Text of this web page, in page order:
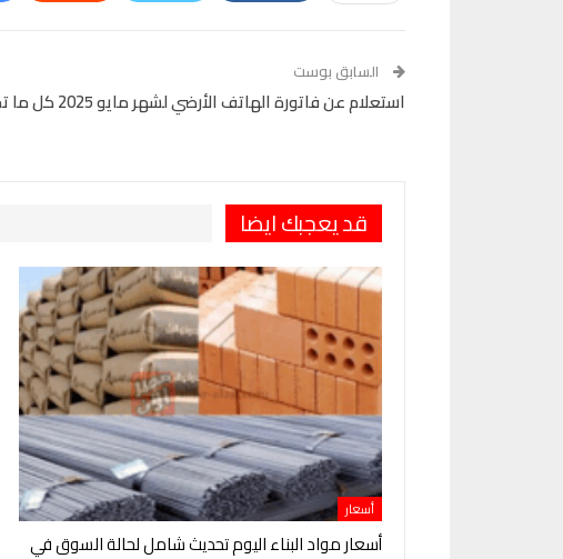
السابق بوست
استعلام عن فاتورة الهاتف الأرضي لشهر مايو 2025 كل ما تحتاج معرفته
قد يعجبك ايضا
أسعار
أسعار مواد البناء اليوم تحديث شامل لحالة السوق في